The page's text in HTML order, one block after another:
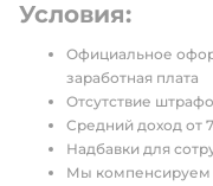
Условия:
Официальное
заработная плата
Отсутствие
Средний доход от
Надбавки для
Мы компенсируем